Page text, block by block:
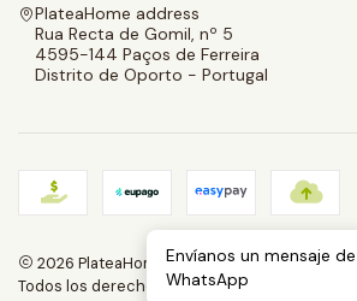
PlateaHome address
Rua Recta de Gomil, nº 5
4595-144 Paços de Ferreira
Distrito de Oporto - Portugal
2026 PlateaHome.
Todos los derechos reservados.
Envíanos un mensaje de
WhatsApp